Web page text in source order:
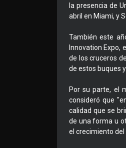
la presencia de
abril en Miami, y
También este
Innovation Expo,
de los cruceros
de estos buques
Por su parte, el
consideró que
calidad que se
de una forma u
el crecimiento del